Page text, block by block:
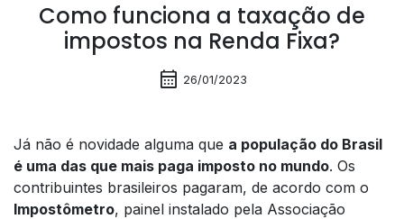
Como funciona a taxação de
impostos na Renda Fixa?
calendar_month 26/01/2023
Já não é novidade alguma que a população do Brasil
é uma das que mais paga imposto no mundo. Os
contribuintes brasileiros pagaram, de acordo com o
Impostômetro, painel instalado pela Associação